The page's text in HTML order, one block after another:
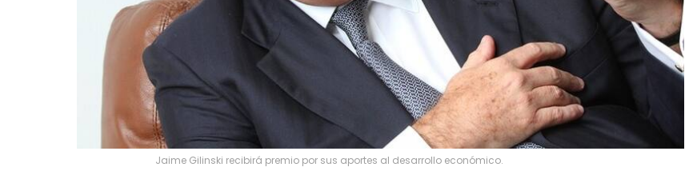
Jaime Gilinski recibirá premio por sus aportes al desarrollo económico.